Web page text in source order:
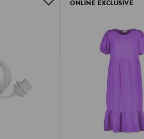
ONLINE EXCLUSIVE